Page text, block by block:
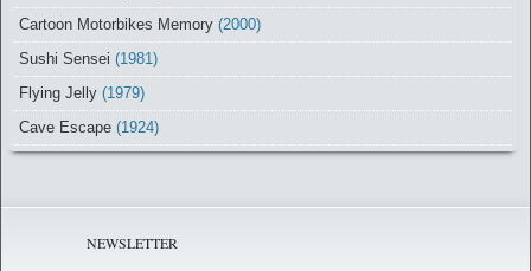
Cartoon Motorbikes Memory (2000)
Sushi Sensei (1981)
Flying Jelly (1979)
Cave Escape (1924)
NEWSLETTER